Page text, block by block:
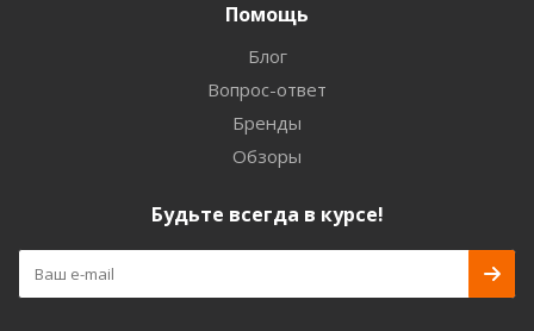
Помощь
Блог
Вопрос-ответ
Бренды
Обзоры
Будьте всегда в курсе!